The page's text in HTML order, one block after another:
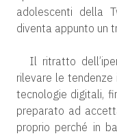
adolescenti della
diventa appunto un
Il ritratto
rilevare le
tecnologie digitali,
preparato ad
proprio perché in